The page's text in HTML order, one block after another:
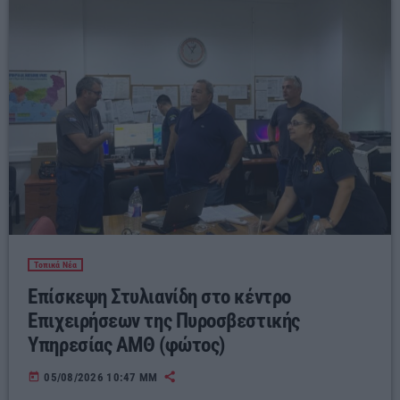
Τοπικά Νέα
Επίσκεψη Στυλιανίδη στο κέντρο
Επιχειρήσεων της Πυροσβεστικής
Υπηρεσίας ΑΜΘ (φώτος)
today 05/08/2026 10:47 ΜΜ